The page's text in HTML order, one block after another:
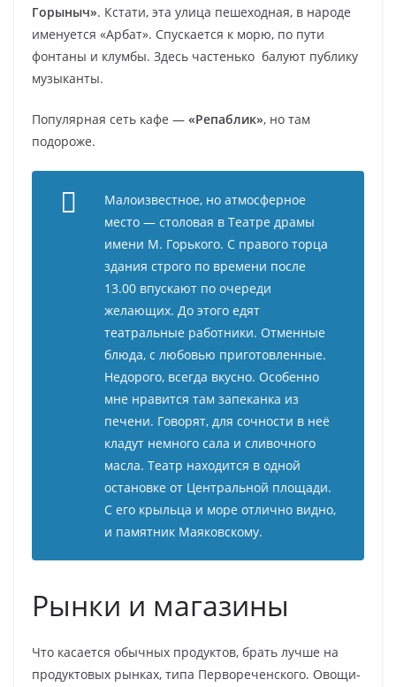
Горыныч». Кстати, эта улица пешеходная, в народе
именуется «Арбат». Спускается к морю, по пути
фонтаны и клумбы. Здесь частенько балуют публику
музыканты.
Популярная сеть кафе — «Репаблик», но там
подороже.
Малоизвестное, но атмосферное
место — столовая в Театре драмы
имени М. Горького. С правого торца
здания строго по времени после
13.00 впускают по очереди
желающих. До этого едят
театральные работники. Отменные
блюда, с любовью приготовленные.
Недорого, всегда вкусно. Особенно
мне нравится там запеканка из
печени. Говорят, для сочности в неё
кладут немного сала и сливочного
масла. Театр находится в одной
остановке от Центральной площади.
С его крыльца и море отлично видно,
и памятник Маяковскому.
Рынки и магазины
Что касается обычных продуктов, брать лучше на
продуктовых рынках, типа Первореченского. Овощи-